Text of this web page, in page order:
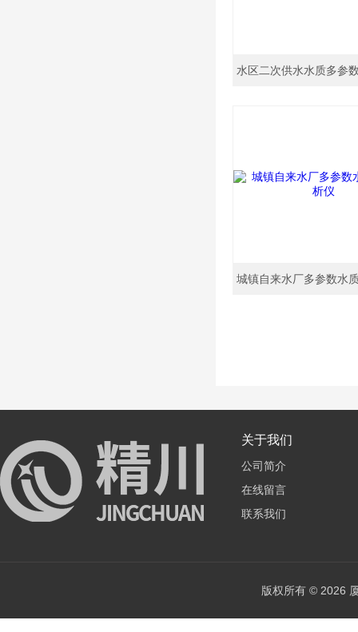
水区二次供水水质多参
城镇自来水厂多参数水
关于我们
公司简介
在线留言
联系我们
版权所有 © 2026